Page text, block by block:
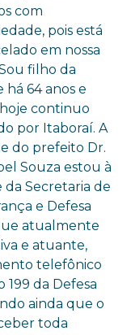
com
pois está
em nossa
filho da
há 64 anos e
continuo
por Itaboraí. A
do prefeito Dr.
Souza estou à
Secretaria de
e Defesa
atualmente
e atuante,
telefônico
da Defesa
ainda que o
toda